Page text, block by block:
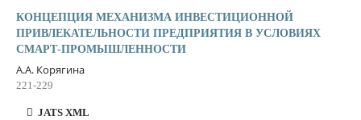
КОНЦЕПЦИЯ МЕХАНИЗМА ИНВЕСТИЦИОННОЙ
ПРИВЛЕКАТЕЛЬНОСТИ ПРЕДПРИЯТИЯ В УСЛОВИЯХ
СМАРТ-ПРОМЫШЛЕННОСТИ
А.А. Корягина
221-229
JATS XML